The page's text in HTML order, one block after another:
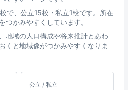
で、公立15校・私立1校です。所在
つかみやすくしています。
地域の人口構成や将来推計とあわ
くと地域像がつかみやすくなりま
公立 / 私立